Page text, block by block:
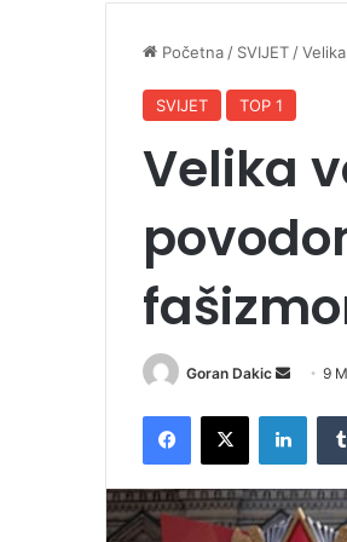
Početna / SVIJET /
SVIJET TOP 1
Velika
Goran Dakic
a
n
9